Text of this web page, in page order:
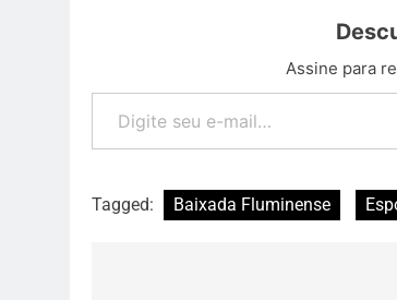
Assine para
Tagged: Baixada Fluminense